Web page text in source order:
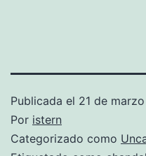
Publicada el 21 de
Por istern
Categorizado como